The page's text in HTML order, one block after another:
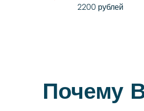
2200 рублей
Почему